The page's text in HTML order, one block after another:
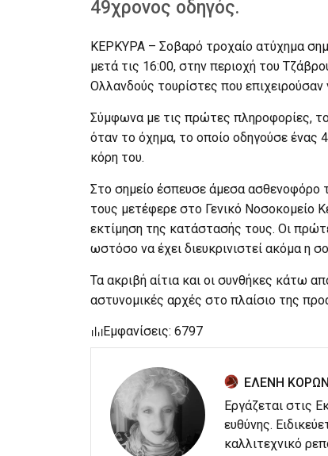
49χρονος οδηγός.
ΚΕΡΚΥΡΑ – Σοβαρό τροχαίο ατύχημα
μετά τις 16:00, στην περιοχή του
Ολλανδούς τουρίστες που επιχειρούσαν
Σύμφωνα με τις πρώτες πληροφορίες,
όταν το όχημα, το οποίο οδηγούσε ένας
κόρη του.
Στο σημείο έσπευσε άμεσα ασθενοφόρο
τους μετέφερε στο Γενικό Νοσοκομείο
εκτίμηση της κατάστασής τους. Οι
ωστόσο να έχει διευκρινιστεί ακόμα η
Τα ακριβή αίτια και οι συνθήκες κάτω
αστυνομικές αρχές στο πλαίσιο της
Εμφανίσεις: 6797
ΕΛΕΝΗ
Εργάζεται στις
ευθύνης.
καλλιτεχνικό